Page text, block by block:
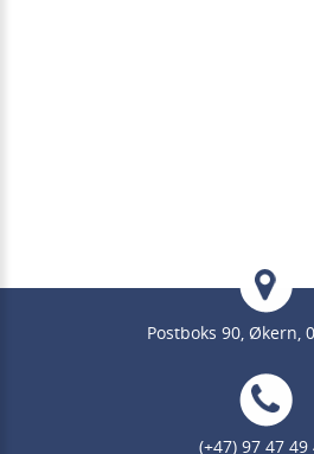
Postboks 90, Økern,
(+47) 97 47 49